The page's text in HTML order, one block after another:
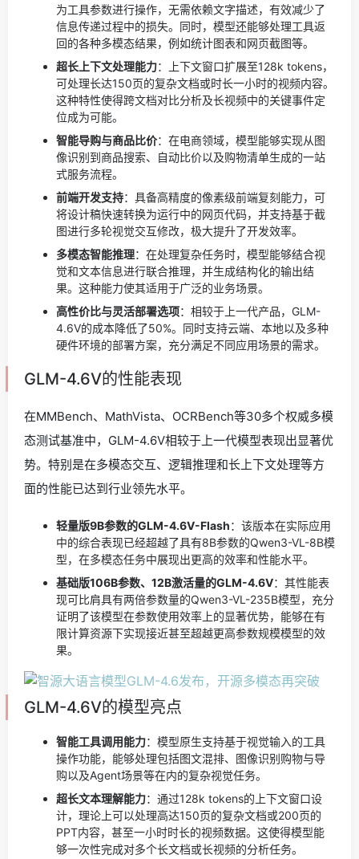
为工具参数进行操作，无需依赖文字描述，有效减少了
信息传递过程中的损失。同时，模型还能够处理工具返
回的各种多模态结果，例如统计图表和网页截图等。
超长上下文处理能力：上下文窗口扩展至128k tokens，
可处理长达150页的复杂文档或时长一小时的视频内容。
这种特性使得跨文档对比分析及长视频中的关键事件定
位成为可能。
智能导购与商品比价：在电商领域，模型能够实现从图
像识别到商品搜索、自动比价以及购物清单生成的一站
式服务流程。
前端开发支持：具备高精度的像素级前端复刻能力，可
将设计稿快速转换为运行中的网页代码，并支持基于截
图进行多轮视觉交互修改，极大提升了开发效率。
多模态智能推理：在处理复杂任务时，模型能够结合视
觉和文本信息进行联合推理，并生成结构化的输出结
果。这种能力使其适用于广泛的业务场景。
高性价比与灵活部署选项：相较于上一代产品，GLM-
4.6V的成本降低了50%。同时支持云端、本地以及多种
硬件环境的部署方案，充分满足不同应用场景的需求。
GLM-4.6V的性能表现
在MMBench、MathVista、OCRBench等30多个权威多模
态测试基准中，GLM-4.6V相较于上一代模型表现出显著优
势。特别是在多模态交互、逻辑推理和长上下文处理等方
面的性能已达到行业领先水平。
轻量版9B参数的GLM-4.6V-Flash：该版本在实际应用
中的综合表现已经超越了具有8B参数的Qwen3-VL-8B模
型，在多模态任务中展现出更高的效率和性能水平。
基础版106B参数、12B激活量的GLM-4.6V：其性能表
现可比肩具有两倍参数量的Qwen3-VL-235B模型，充分
证明了该模型在参数使用效率上的显著优势，能够在有
限计算资源下实现接近甚至超越更高参数规模模型的效
果。
GLM-4.6V的模型亮点
智能工具调用能力：模型原生支持基于视觉输入的工具
操作功能，能够处理包括图文混排、图像识别购物与导
购以及Agent场景等在内的复杂视觉任务。
超长文本理解能力：通过128k tokens的上下文窗口设
计，理论上可以处理高达150页的复杂文档或200页的
PPT内容，甚至一小时时长的视频数据。这使得模型能
够一次性完成对多个长文档或长视频的分析任务。